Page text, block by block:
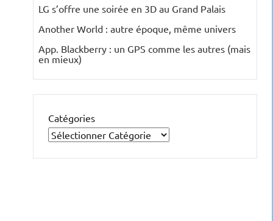
LG s’offre une soirée en 3D au Grand Palais
Another World : autre époque, même univers
App. Blackberry : un GPS comme les autres (mais
en mieux)
Catégories